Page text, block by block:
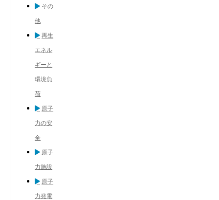
その
他
再生
エネル
ギーと
環境負
荷
原子
力の安
全
原子
力施設
原子
力発電